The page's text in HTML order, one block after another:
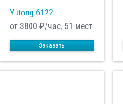
Yutong 6122
от 3800 ₽/час, 51 мест
Заказать